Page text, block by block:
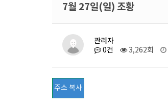
7월 27일(일) 조황
관리자
0건 3,262회
주소 복사